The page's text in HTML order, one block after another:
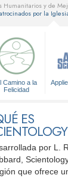
Humanitarios y de
por la
Camino a la
Felicidad
ES
por L.
que ofrece